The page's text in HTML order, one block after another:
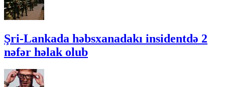
Şri-Lankada həbsxanadakı insidentdə 2
nəfər həlak olub